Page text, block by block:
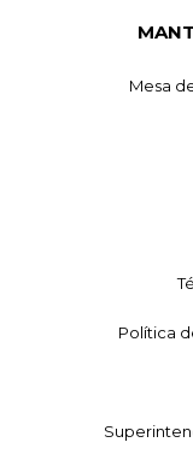
Mesa
Política